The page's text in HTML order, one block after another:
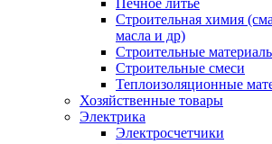
Печное литьё
Строительная химия
масла и др)
Строительные
Строительные смеси
Теплоизоляционные
Хозяйственные товары
Электрика
Электросчетчики